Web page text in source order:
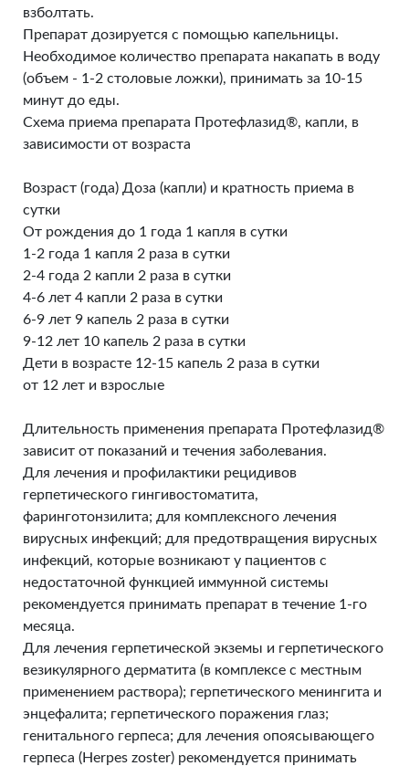
взболтать.
Препарат дозируется с помощью капельницы.
Необходимое количество препарата накапать в воду
(объем - 1-2 столовые ложки), принимать за 10-15
минут до еды.
Схема приема препарата Протефлазид®, капли, в
зависимости от возраста
Возраст (года) Доза (капли) и кратность приема в
сутки
От рождения до 1 года 1 капля в сутки
1-2 года 1 капля 2 раза в сутки
2-4 года 2 капли 2 раза в сутки
4-6 лет 4 капли 2 раза в сутки
6-9 лет 9 капель 2 раза в сутки
9-12 лет 10 капель 2 раза в сутки
Дети в возрасте 12-15 капель 2 раза в сутки
от 12 лет и взрослые
Длительность применения препарата Протефлазид®
зависит от показаний и течения заболевания.
Для лечения и профилактики рецидивов
герпетического гингивостоматита,
фаринготонзилита; для комплексного лечения
вирусных инфекций; для предотвращения вирусных
инфекций, которые возникают у пациентов с
недостаточной функцией иммунной системы
рекомендуется принимать препарат в течение 1-го
месяца.
Для лечения герпетической экземы и герпетического
везикулярного дерматита (в комплексе с местным
применением раствора); герпетического менингита и
энцефалита; герпетического поражения глаз;
генитального герпеса; для лечения опоясывающего
герпеса (Herpes zoster) рекомендуется принимать